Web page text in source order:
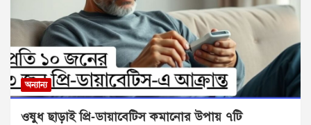
অন্যান্য
ওষুধ ছাড়াই প্রি‑ডায়াবেটিস কমানোর উপায় ৭টি